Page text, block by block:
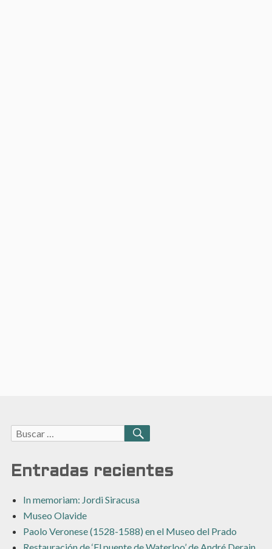
Buscar:
BUSCAR
Entradas recientes
In memoriam: Jordi Siracusa
Museo Olavide
Paolo Veronese (1528-1588) en el Museo del Prado